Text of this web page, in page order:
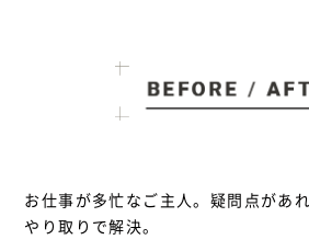
お仕事が多忙なご主人。疑問点があ
やり取りで解決。